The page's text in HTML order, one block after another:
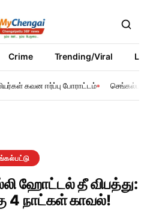
Crime Trending/Viral
கவன ஈர்ப்பு போராட்டம்
ஹோட்டல் தீ விபத்து:
4 நாட்கள் காவல்!